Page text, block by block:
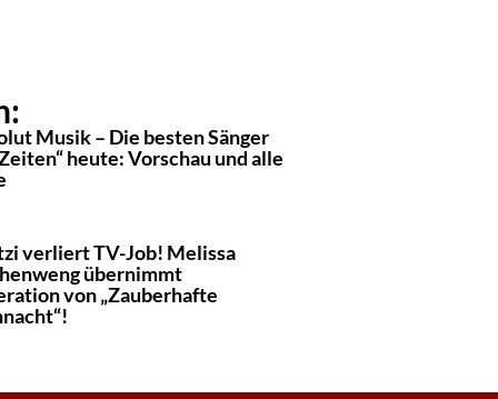
Musik – Die besten Sänger
heute: Vorschau und alle
verliert TV-Job! Melissa
übernimmt
von „Zauberhafte